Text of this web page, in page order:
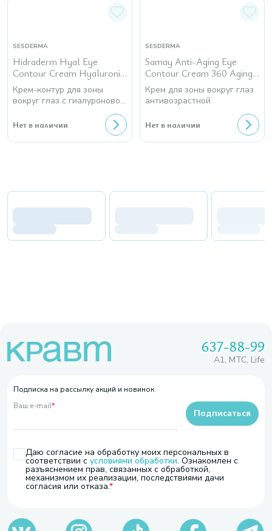
SESDERMA
Hidraderm Hyal Eye
Contour Cream Hyaluronic
Acid
Крем-контур для зоны
вокруг глаз c гиалуроновой
Нет в наличии
SESDERMA
Samay Anti-Aging Eye
Contour Cream 360 Aging
Care
Крем для зоны вокруг глаз
антивозрастной
Нет в наличии
637-88-99
A1, МТС, Life
Подписка на рассылку акций и новинок
Ваш e-mail*
Даю согласие на обработку моих персональных в
соответствии с условиями обработки. Ознакомлен с
разъяснением прав, связанных с обработкой,
механизмом их реализации, последствиями дачи
согласия или отказа.
Подписаться